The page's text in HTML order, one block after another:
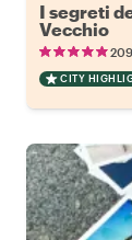
I segreti
Vecchio
CITY